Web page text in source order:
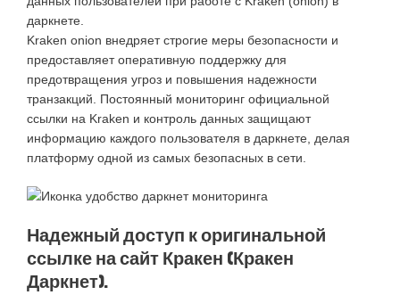
даркнете.
Kraken onion внедряет строгие меры безопасности и
предоставляет оперативную поддержку для
предотвращения угроз и повышения надежности
транзакций. Постоянный мониторинг официальной
ссылки на Kraken и контроль данных защищают
информацию каждого пользователя в даркнете, делая
платформу одной из самых безопасных в сети.
Надежный доступ к оригинальной
ссылке на сайт Кракен (Кракен
Даркнет).